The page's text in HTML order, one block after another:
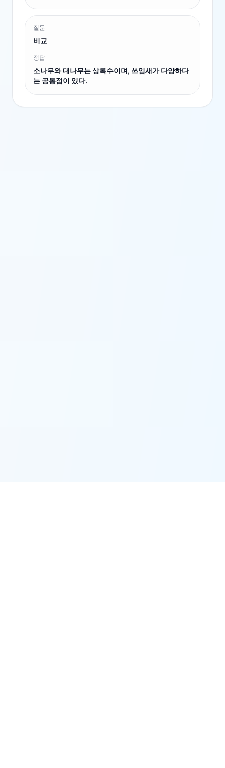
질문
비교
정답
소나무와 대나무는 상록수이며, 쓰임새가 다양하다
는 공통점이 있다.